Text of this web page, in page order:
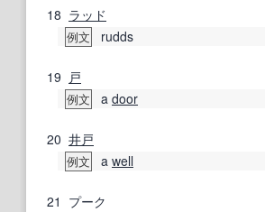
18 ラッド
例文 rudds
19 戸
例文 a door
20 井戸
例文 a well
21 プーク